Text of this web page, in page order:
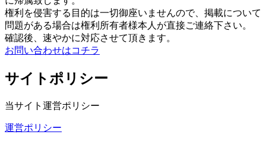
権利を侵害する目的は一切御座いませんので、掲載について
問題がある場合は権利所有者様本人が直接ご連絡下さい。
確認後、速やかに対応させて頂きます。
お問い合わせはコチラ
サイトポリシー
当サイト運営ポリシー
運営ポリシー